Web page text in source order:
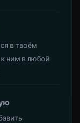
в твоём
ним в любой